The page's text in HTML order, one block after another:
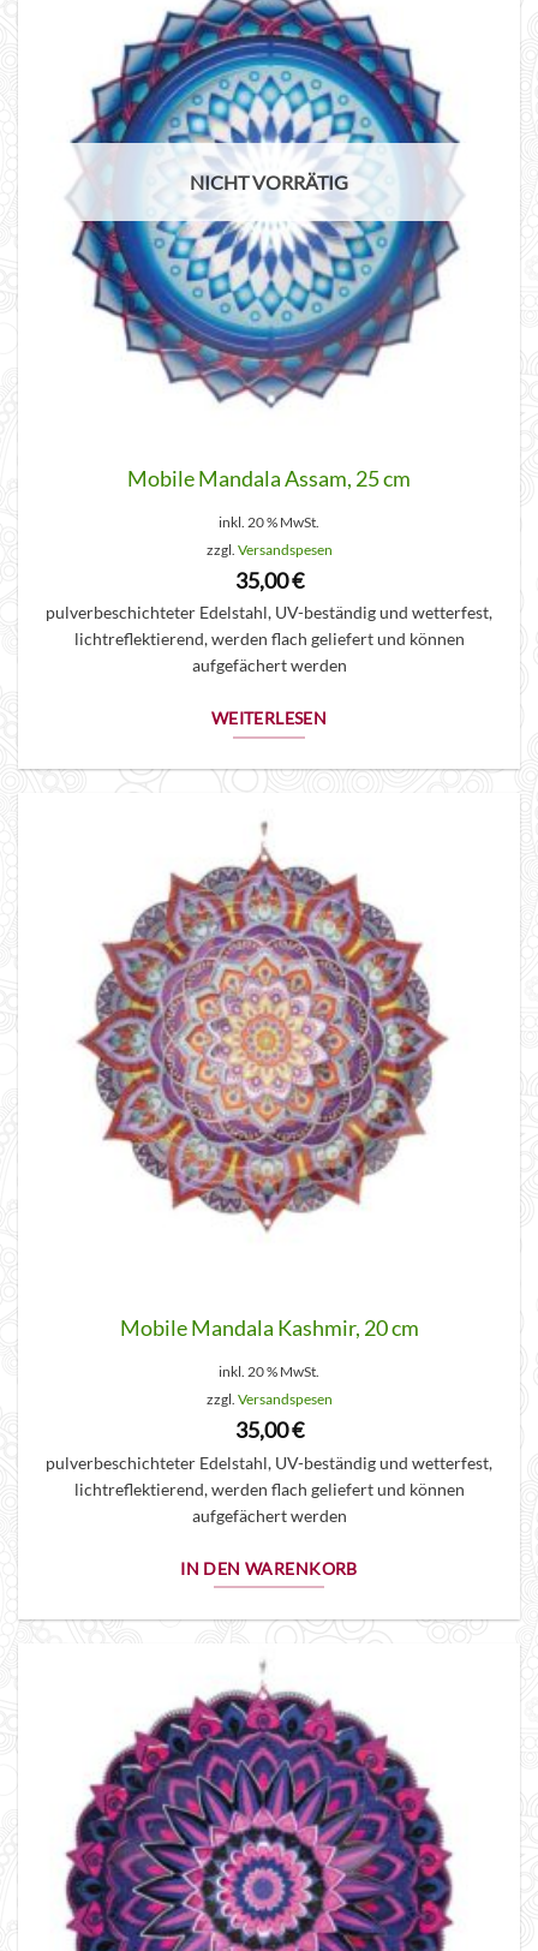
NICHT VORRÄTIG
Mobile Mandala Assam, 25 cm
inkl. 20 % MwSt.
zzgl. Versandspesen
35,00€
pulverbeschichteter Edelstahl, UV-beständig und wetterfest,
lichtreflektierend, werden flach geliefert und können
aufgefächert werden
WEITERLESEN
Mobile Mandala Kashmir, 20 cm
inkl. 20 % MwSt.
zzgl. Versandspesen
35,00€
pulverbeschichteter Edelstahl, UV-beständig und wetterfest,
lichtreflektierend, werden flach geliefert und können
aufgefächert werden
IN DEN WARENKORB